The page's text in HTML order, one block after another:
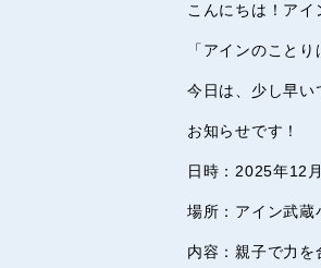
こんにちは！ア
「アインのことり
今日は、少し早い
お知らせです！
日時：2025年
場所：アイン武
内容：親子で力